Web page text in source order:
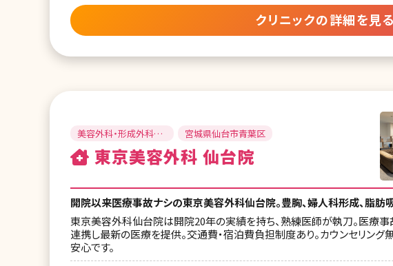
クリニックの詳細を見る
美容外科・形成外科・
美容皮膚科
宮城県仙台市青葉区
東京美容外科 仙台院
開院以来医療事故ナシの東京美容外科仙台院。豊胸、婦人科形成、脂
東京美容外科仙台院は開院20年の実績を持ち、熟練医師が執刀。医療
連携し最新の医療を提供。交通費・宿泊費負担制度あり。カウンセリン
安心です。